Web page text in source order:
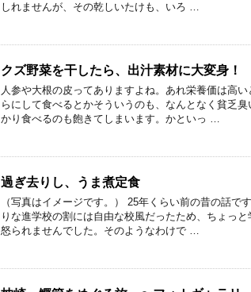
しれませんが、その乾しいたけも、いろ …
クズ野菜を干したら、出汁素材に大変身！
人参や大根の皮ってありますよね。あれ栄養価は高
らにして食べるとかそういうのも、なんとなく貧乏
かり食べるのも飽きてしまいます。かといっ …
過ぎ去りし、うま煮定食
（写真はイメージです。） 25年くらい前の昔の話で
りな進学校の割には自由な校風だったため、ちょっ
怒られませんでした。そのようなわけで …